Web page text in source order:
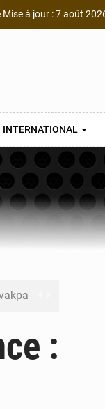
Mise à jour : 7 août
INTERNATIONAL
: